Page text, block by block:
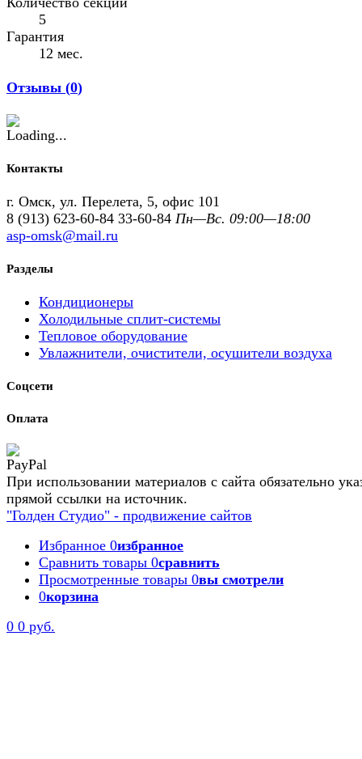
5
Гарантия
12 мес.
Отзывы (0)
Контакты
г. Омск, ул. Перелета, 5, офис 101
8 (913) 623-60-84 33-60-84 Пн—Вс. 09:00—18:00
asp-omsk@mail.ru
Разделы
Кондиционеры
Холодильные сплит-системы
Тепловое оборудование
Увлажнители, очистители, осушители воздуха
Соцсети
Оплата
При использовании материалов с сайта обязательно
прямой ссылки на источник.
"Голден Студио" - продвижение сайтов
Избранное 0избранное
Сравнить товары 0сравнить
Просмотренные товары 0вы смотрели
0корзина
0 0 руб.